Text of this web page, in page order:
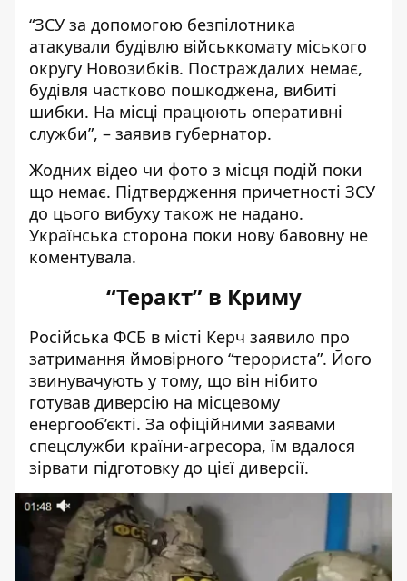
“ЗСУ за допомогою безпілотника
атакували будівлю військкомату міського
округу Новозибків. Постраждалих немає,
будівля частково пошкоджена, вибиті
шибки. На місці працюють оперативні
служби”, – заявив губернатор.
Жодних відео чи фото з місця подій поки
що немає. Підтвердження причетності ЗСУ
до цього вибуху також не надано.
Українська сторона поки нову бавовну не
коментувала.
“Теракт” в Криму
Російська ФСБ в місті Керч заявило про
затримання ймовірного “терориста”. Його
звинувачують у тому, що він нібито
готував диверсію на місцевому
енергооб’єкті. За офіційними заявами
спецслужби країни-агресора, їм вдалося
зірвати підготовку до цієї диверсії.